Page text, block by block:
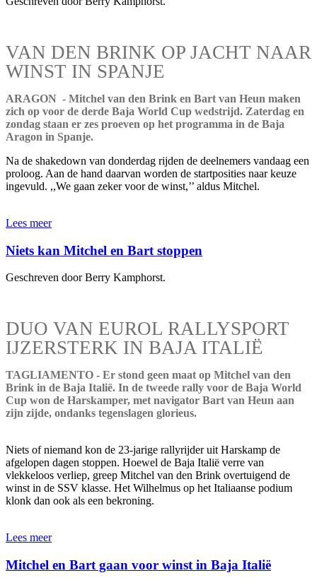
VAN DEN BRINK OP JACHT NAAR
WINST IN SPANJE
ARAGON - Mitchel van den Brink en Bart van Heun maken
zich op voor de derde Baja World Cup wedstrijd. Zaterdag en
zondag staan er zes proeven op het programma in de Baja
Aragon in Spanje.
Na de shakedown van donderdag rijden de deelnemers vandaag een
proloog. Aan de hand daarvan worden de startposities naar keuze
ingevuld. ,,We gaan zeker voor de winst,’’ aldus Mitchel.
Lees meer
Niets kan Mitchel en Bart stoppen
Geschreven door Berry Kamphorst.
DUO VAN EUROL RALLYSPORT
IJZERSTERK IN BAJA ITALIË
TAGLIAMENTO - Er stond geen maat op Mitchel van den
Brink in de Baja Italië. In de tweede rally voor de Baja World
Cup won de Harskamper, met navigator Bart van Heun aan
zijn zijde, ondanks tegenslagen glorieus.
Niets of niemand kon de 23-jarige rallyrijder uit Harskamp de
afgelopen dagen stoppen. Hoewel de Baja Italië verre van
vlekkeloos verliep, greep Mitchel van den Brink overtuigend de
winst in de SSV klasse. Het Wilhelmus op het Italiaanse podium
klonk dan ook als een bekroning.
Lees meer
Mitchel en Bart gaan voor winst in Baja Italië